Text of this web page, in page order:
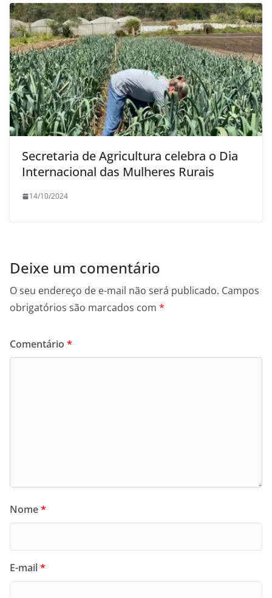
Secretaria de Agricultura celebra o Dia
Internacional das Mulheres Rurais
14/10/2024
Deixe um comentário
O seu endereço de e-mail não será publicado. Campos
obrigatórios são marcados com *
Comentário *
Nome*
E-mail*